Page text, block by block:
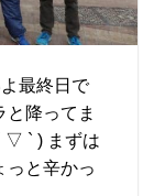
最終日で
降ってま
▽ ` ) まずは
っと辛かっ